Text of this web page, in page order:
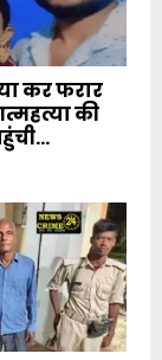
कर फरार
की